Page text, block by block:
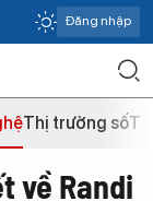
Đăng nhập
Thị trường số
về Randi